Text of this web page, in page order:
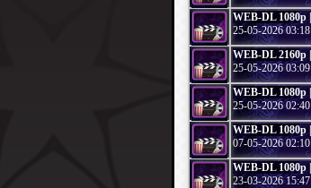
25-05-2026 03:18
25-05-2026 03:09
25-05-2026 02:40
07-05-2026 02:10
23-03-2026 15:47